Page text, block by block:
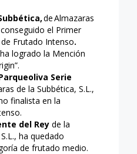
deAlmazaras
el Primer
Frutado Intenso.
logrado la Mención
Serie
de la Subbética, S.L.,
finalista en la
del Rey de la
ha quedado
de frutado medio.